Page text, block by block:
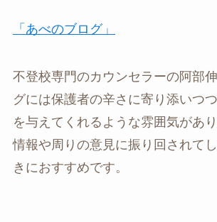
「あべのブログ」
不登校専門のカウンセラーの阿部
グには保護者の辛さに寄り添いつ
を与えてくれるような雰囲気があ
情報や周りの意見に振り回されて
きにおすすめです。